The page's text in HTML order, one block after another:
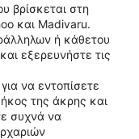
βρίσκεται στη
και Madivaru.
ή κάθετου
εξερευνήστε τις
να εντοπίσετε
της άκρης και
συχνά να